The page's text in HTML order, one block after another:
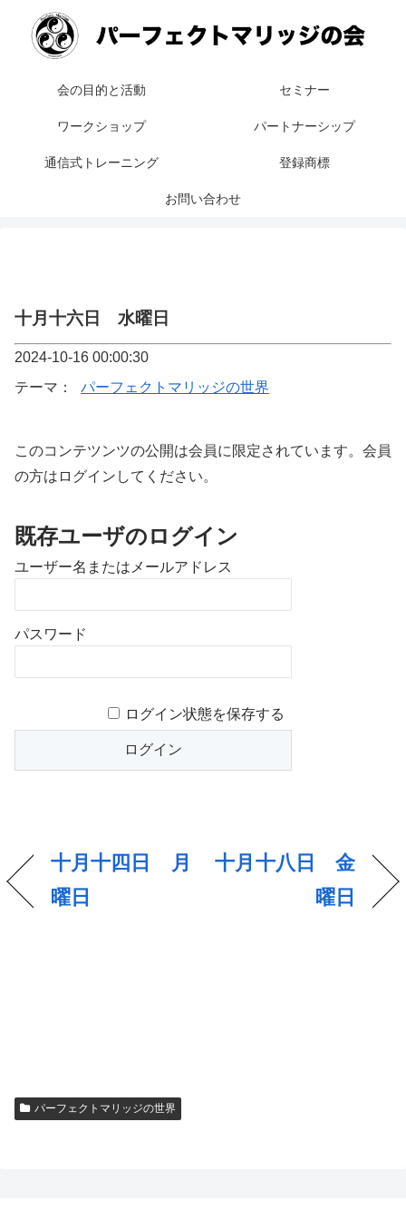
会の目的と活動 セミナー
ワークショップ パートナーシップ
通信式トレーニング 登録商標
お問い合わせ
十月十六日 水曜日
2024-10-16 00:00:30
テーマ：
パーフェクトマリッジの世界
このコンテツンツの公開は会員に限定されています。会員
の方はログインしてください。
既存ユーザのログイン
ユーザー名またはメールアドレス
パスワード
ログイン状態を保存する
十月十四日 月
曜日
十月十八日 金
曜日
パーフェクトマリッジの世界